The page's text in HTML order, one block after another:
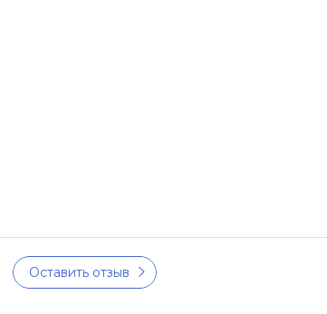
Оставить отзыв